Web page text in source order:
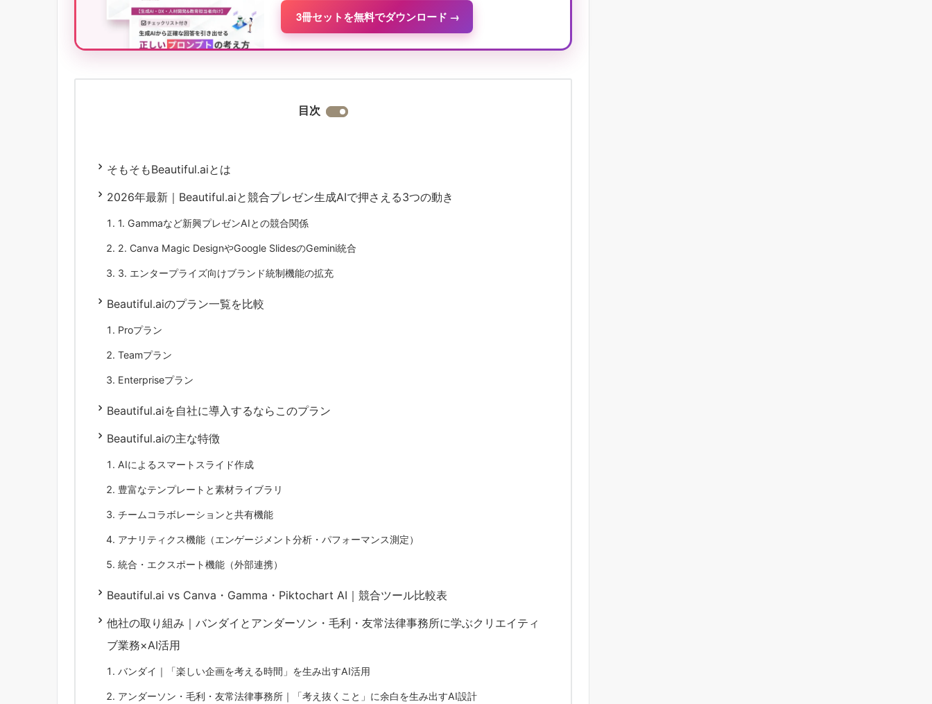
3冊セットを無料でダウンロード →
目次
そもそもBeautiful.aiとは
2026年最新｜Beautiful.aiと競合プレゼン生成AIで押さえる3つの動き
1. Gammaなど新興プレゼンAIとの競合関係
2. Canva Magic DesignやGoogle SlidesのGemini統合
3. エンタープライズ向けブランド統制機能の拡充
Beautiful.aiのプラン一覧を比較
Proプラン
Teamプラン
Enterpriseプラン
Beautiful.aiを自社に導入するならこのプラン
Beautiful.aiの主な特徴
AIによるスマートスライド作成
豊富なテンプレートと素材ライブラリ
チームコラボレーションと共有機能
アナリティクス機能（エンゲージメント分析・パフォーマンス測定）
統合・エクスポート機能（外部連携）
Beautiful.ai vs Canva・Gamma・Piktochart AI｜競合ツール比較表
他社の取り組み｜バンダイとアンダーソン・毛利・友常法律事務所に学ぶクリエイティ
ブ業務×AI活用
バンダイ｜「楽しい企画を考える時間」を生み出すAI活用
アンダーソン・毛利・友常法律事務所｜「考え抜くこと」に余白を生み出すAI設計